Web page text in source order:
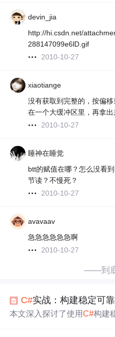
devin_jia
http://hi.csdn.net/
288147099e6lD.gif
2010-10-27
xiaotiange
没有获取到完整的，按偏
在一个大缓冲区里，再拿
2010-10-27
睡神在睡觉
btt的赋值在哪？怎么没看
节读？不慢死？
2010-10-27
avavaav
急急急急急急啊
2010-10-27
——到
C#实战：构建稳定可
本文深入探讨了使用C#构建